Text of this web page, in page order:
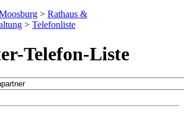
> Rathaus &
> Telefonliste
Telefon-Liste